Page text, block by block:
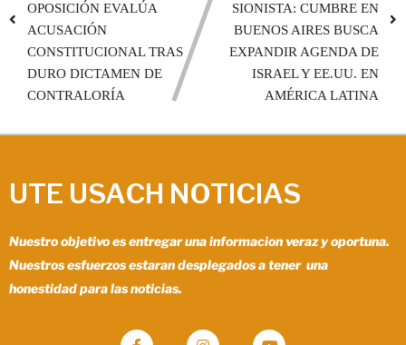
OPOSICIÓN EVALÚA
ACUSACIÓN
CONSTITUCIONAL TRAS
DURO DICTAMEN DE
CONTRALORÍA
SIONISTA: CUMBRE EN
BUENOS AIRES BUSCA
EXPANDIR AGENDA DE
ISRAEL Y EE.UU. EN
AMÉRICA LATINA
UTE USACH NOTICIAS
Nuestro objetivo es entregar una informacion veraz y oportuna.
Nuestros esfuerzos estaran desplegados a tener una
honestidad para las noticias.